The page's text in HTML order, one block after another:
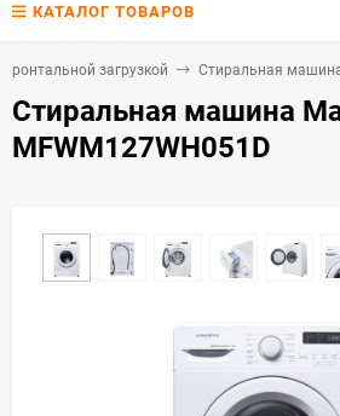
КАТАЛОГ ТОВАРОВ
загрузкой Стиральная
Стиральная машина
MFWM127WH051D